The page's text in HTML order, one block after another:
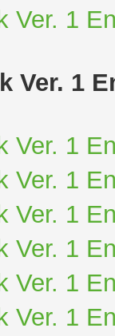
Ver. 1
Ver. 1
Ver. 1
Ver. 1
Ver. 1
Ver. 1
Ver. 1
Ver. 1